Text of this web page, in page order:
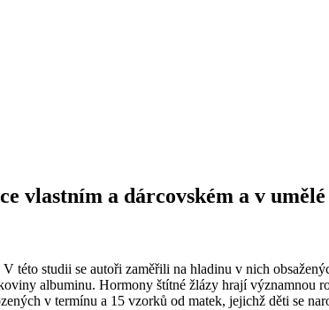
vlastním a dárcovském a v
této studii se autoři zaměřili na hladinu v nich
albuminu. Hormony štítné žlázy hrají významnou
v termínu a 15 vzorků od matek, jejichž děti se